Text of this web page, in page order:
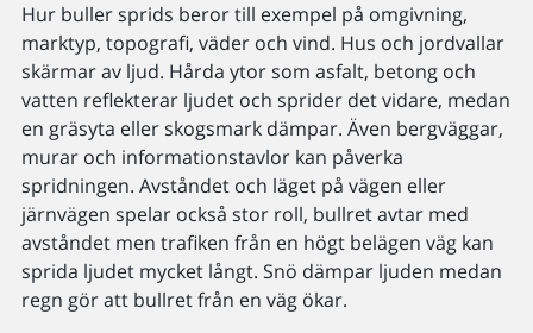
Hur buller sprids beror till exempel på omgivning,
marktyp, topografi, väder och vind. Hus och jordvallar
skärmar av ljud. Hårda ytor som asfalt, betong och
vatten reflekterar ljudet och sprider det vidare, medan
en gräsyta eller skogsmark dämpar. Även bergväggar,
murar och informationstavlor kan påverka
spridningen. Avståndet och läget på vägen eller
järnvägen spelar också stor roll, bullret avtar med
avståndet men trafiken från en högt belägen väg kan
sprida ljudet mycket långt. Snö dämpar ljuden medan
regn gör att bullret från en väg ökar.